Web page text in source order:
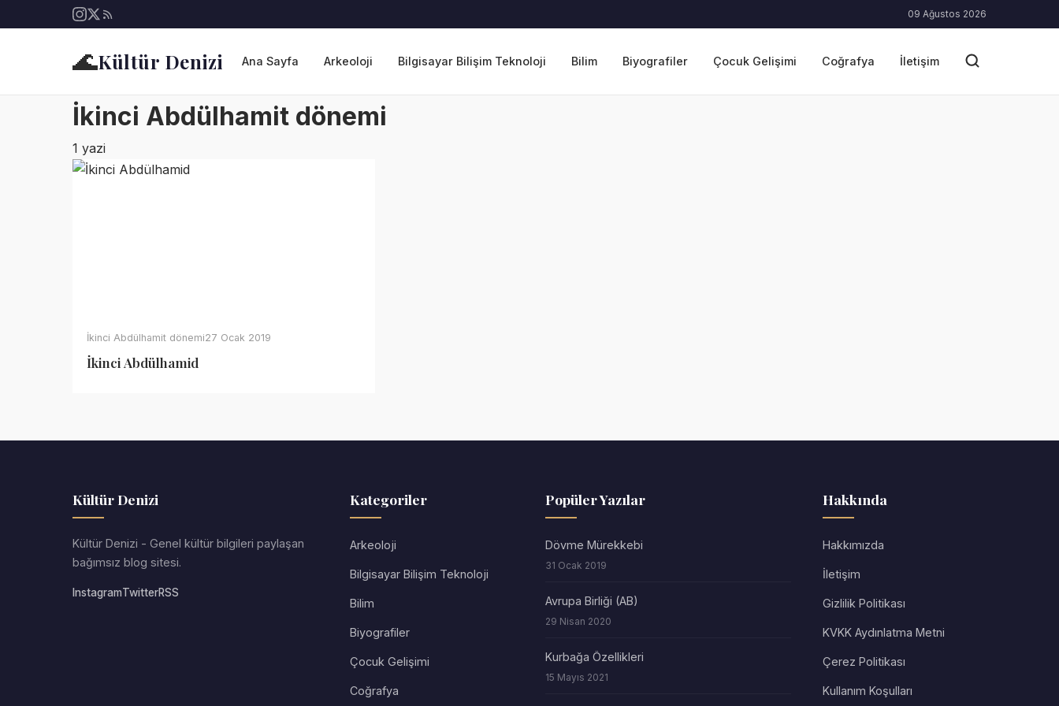
09 Ağustos 2026
🌊Kültür Denizi Ana Sayfa Arkeoloji Bilgisayar Bilişim Teknoloji Bilim Biyografiler Çocuk Gelişimi Coğrafya İletişim
İkinci Abdülhamit dönemi
1 yazi
İkinci Abdülhamit dönemi27 Ocak 2019
İkinci Abdülhamid
Kültür Denizi
Kültür Denizi - Genel kültür bilgileri paylaşan
bağımsız blog sitesi.
InstagramTwitterRSS
Kategoriler
Arkeoloji
Bilgisayar Bilişim Teknoloji
Bilim
Biyografiler
Çocuk Gelişimi
Coğrafya
Popüler Yazılar
Dövme Mürekkebi
31 Ocak 2019
Avrupa Birliği (AB)
29 Nisan 2020
Kurbağa Özellikleri
15 Mayıs 2021
Hakkında
Hakkımızda
İletişim
Gizlilik Politikası
KVKK Aydınlatma Metni
Çerez Politikası
Kullanım Koşulları